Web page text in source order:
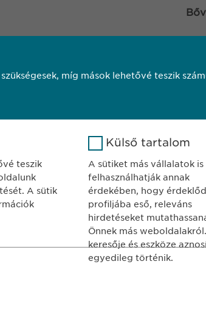
Kft.
tel.: +36
e-mail:
míg mások lehetővé teszik
teszik
A sütik
Külső tartalom
A sütiket más vállalatok is
felhasználhatják annak
érdekében, hogy
profiljába eső, releváns
hirdetéseket
Önnek más
keresője és eszköze
egyedileg történik.
Név LinkedIn